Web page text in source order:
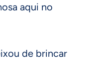
aqui no
de brincar